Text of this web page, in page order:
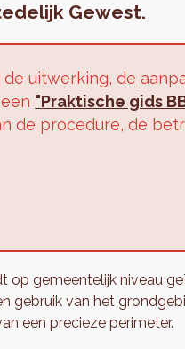
Gewest.
uitwerking, de
"Praktische gids
de procedure, de
op gemeentelijk niveau
gebruik van het
een precieze perimeter.